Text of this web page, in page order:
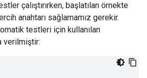
çalıştırırken, başlatılan örnekte
anahtarı sağlamamız gerekir.
testleri için kullanılan
verilmiştir: